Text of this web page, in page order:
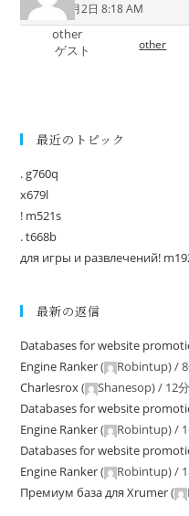
2026年6月2日 8:18 AM
other
ゲスト
other
最近のトピック
. g760q
x679l
! m521s
. t668b
для игры и развлечений!
最新の返信
Databases for website
Engine Ranker( Robintup) /
Charlesrox( Shanesop) / 12
Databases for website
Engine Ranker( Robintup) /
Databases for website
Engine Ranker( Robintup) /
Премиум база для Xrumer(